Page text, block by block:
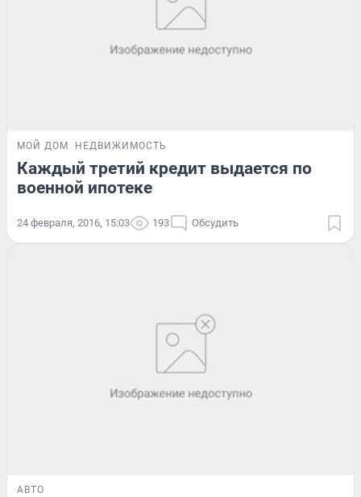
МОЙ ДОМ НЕДВИЖИМОСТЬ
Каждый третий кредит выдается по
военной ипотеке
24 февраля, 2016, 15:03 193 Обсудить
АВТО